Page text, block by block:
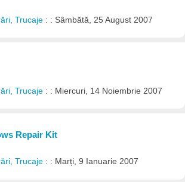
Trucaje : : Sâmbătă, 25 August 2007
Trucaje : : Miercuri, 14 Noiembrie 2007
Repair Kit
Trucaje : : Marți, 9 Ianuarie 2007